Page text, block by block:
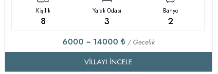
Kişilik
8
Yatak Odası
3
Banyo
2
6000 ~ 14000 ₺ / Gecelik
VILLAYI İNCELE